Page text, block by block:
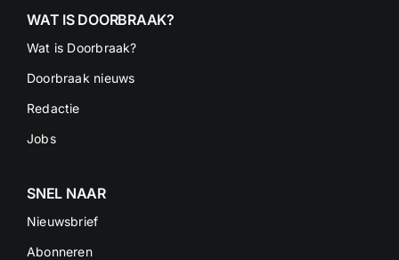
WAT IS DOORBRAAK?
Wat is Doorbraak?
Doorbraak nieuws
Redactie
Jobs
SNEL NAAR
Nieuwsbrief
Abonneren